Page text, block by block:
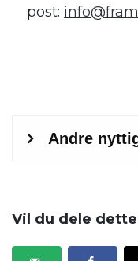
post:
Vil du dele